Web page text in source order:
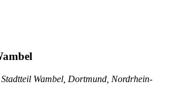
Wambel, Dortmund, Nordrhein-